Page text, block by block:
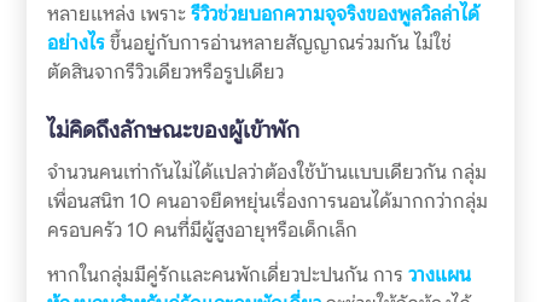
หลายแหล่ง เพราะรีวิวช่วยบอกความจุจริงของพูลวิลล่าได้
อย่างไรขึ้นอยู่กับการอ่านหลายสัญญาณร่วมกัน ไม่ใช่
ตัดสินจากรีวิวเดียวหรือรูปเดียว
ไม่คิดถึงลักษณะของผู้เข้าพัก
จำนวนคนเท่ากันไม่ได้แปลว่าต้องใช้บ้านแบบเดียวกัน กลุ่ม
เพื่อนสนิท 10 คนอาจยืดหยุ่นเรื่องการนอนได้มากกว่ากลุ่ม
ครอบครัว 10 คนที่มีผู้สูงอายุหรือเด็กเล็ก
หากในกลุ่มมีคู่รักและคนพักเดี่ยวปะปนกัน การ วางแผน